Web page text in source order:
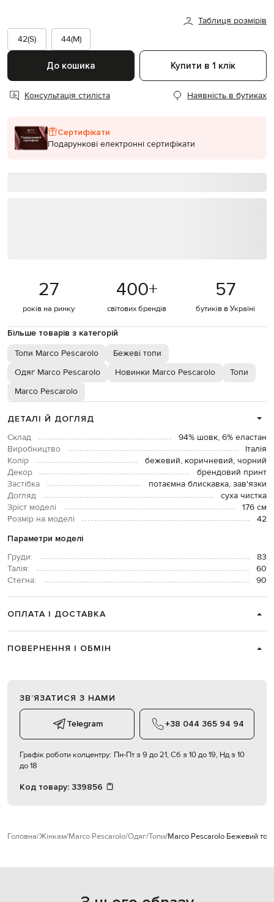
Таблиця розмірів
42(S)
44(M)
До кошика Купити в 1 клік
Консультація стиліста Наявність в бутиках
Сертифікати
Подарункові електронні сертифікати
27
років на ринку
400+
світових брендів
57
бутиків в Україні
Більше товарів з категорій
Топи Marco Pescarolo
Бежеві топи
Одяг Marco Pescarolo
Новинки Marco Pescarolo
Топи
Marco Pescarolo
ДЕТАЛІ Й ДОГЛЯД
Склад
94% шовк, 6% еластан
Виробництво
Італія
Колір
бежевий, коричневий, чорний
Декор
брендовий принт
Застібка
потаємна блискавка, зав'язки
Догляд
суха чистка
Зріст моделі
176 см
Розмір на моделі
42
Параметри моделі
Груди:
83
Талія:
60
Стегна:
90
ОПЛАТА І ДОСТАВКА
ПОВЕРНЕННЯ І ОБМІН
ЗВʼЯЗАТИСЯ З НАМИ
Telegram +38 044 365 94 94
Графік роботи колцентру: Пн-Пт з 9 до 21, Сб з 10 до 19, Нд з 10
до 18
Код товару: 339856
Головна Жінкам Marco Pescarolo Одяг Топи Marco Pescarolo Бежевий